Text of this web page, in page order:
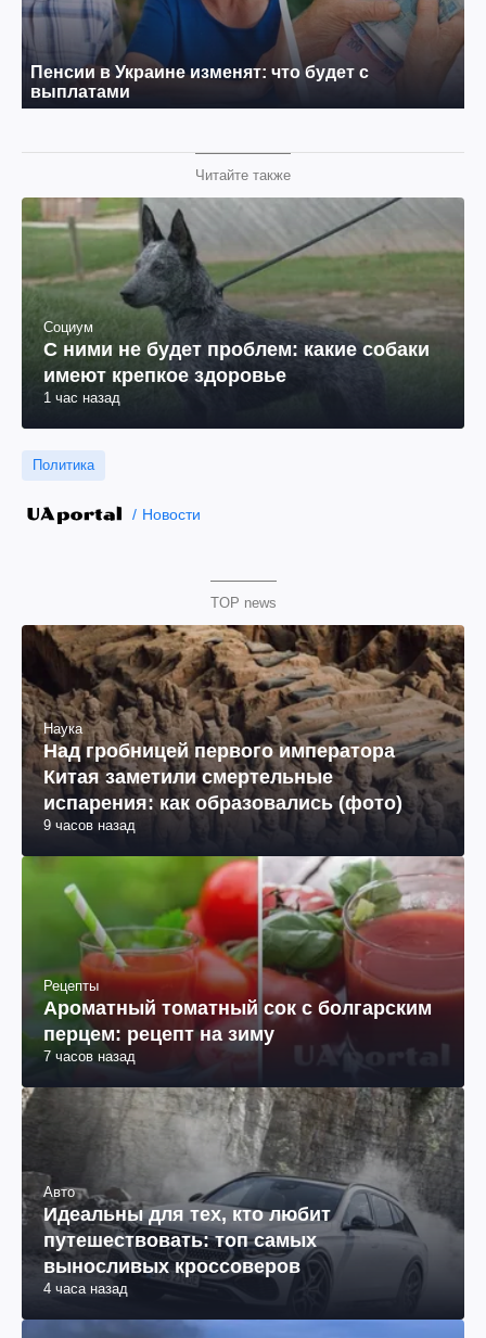
Читайте также
Социум
С ними не будет проблем: какие собаки
имеют крепкое здоровье
1 час назад
Политика
Новости
TOP news
Наука
Над гробницей первого императора
Китая заметили смертельные
испарения: как образовались (фото)
9 часов назад
Рецепты
Ароматный томатный сок с болгарским
перцем: рецепт на зиму
7 часов назад
Авто
Идеальны для тех, кто любит
путешествовать: топ самых
выносливых кроссоверов
4 часа назад